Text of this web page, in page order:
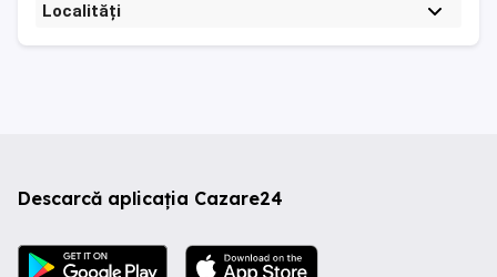
Localități
Descarcă aplicația Cazare24